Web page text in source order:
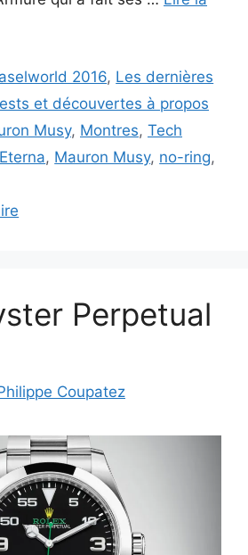
2016, Les dernières
et découvertes à propos
Musy, Montres, Tech
Eterna, Mauron Musy, no-ring,
Perpetual
Coupatez